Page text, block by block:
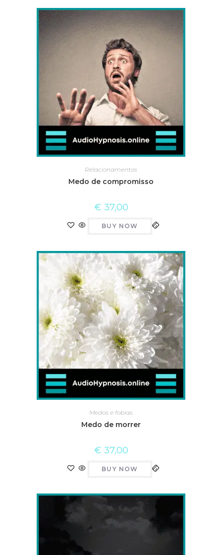
Relacionamentos
Medo de compromisso
€ 37,00
BUY NOW
Medos e fobias
Medo de morrer
€ 37,00
BUY NOW